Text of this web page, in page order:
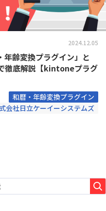
2024.12.05
齢変換プラグイン」と
徹底解説【kintoneプラグ
和暦・年齢変換プラグイン
会社日立ケーイーシステムズ